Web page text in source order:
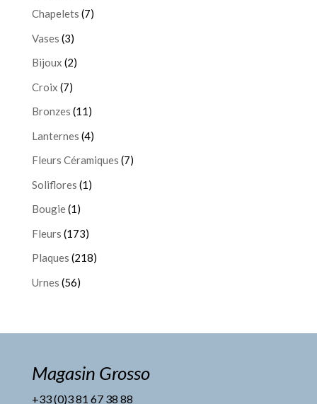
Chapelets (7)
Vases (3)
Bijoux (2)
Croix (7)
Bronzes (11)
Lanternes (4)
Fleurs Céramiques (7)
Soliflores (1)
Bougie(1)
Fleurs (173)
Plaques (218)
Urnes (56)
Magasin Grosso
+33 (0)3 81 67 38 88